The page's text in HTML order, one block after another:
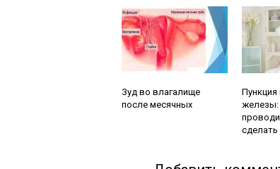
Зуд во влагалище
после месячных
железы:
сделать